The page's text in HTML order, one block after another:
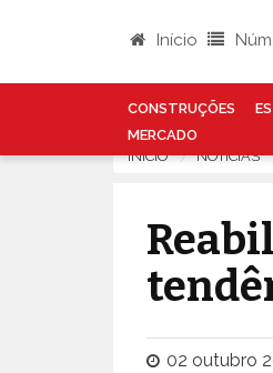
Início
CONSTRUÇÕES
MERCADO
INÍCIO NOTÍCIAS
02 outubro